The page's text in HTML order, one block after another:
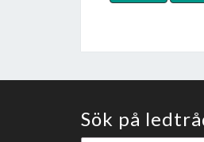
Sök på